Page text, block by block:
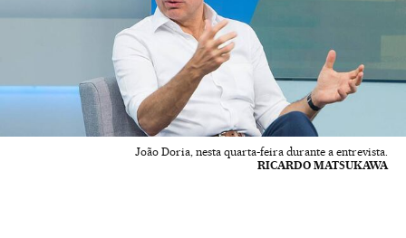
João Doria, nesta quarta-feira durante a entrevista.
RICARDO MATSUKAWA